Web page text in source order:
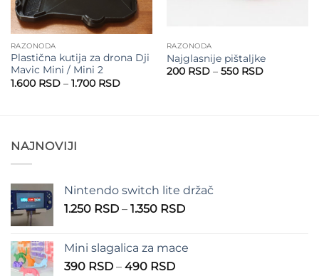
RAZONODA
Plastična kutija za drona Dji
Mavic Mini / Mini 2
1.600 RSD – 1.700 RSDRaspon
RAZONODA
Najglasnije pištaljke
200 RSD – 550 RSDRaspon
NAJNOVIJI
Nintendo switch lite držač
1.250 RSD – 1.350 RSDRaspon
1.250 RSD
Mini slagalica za mace
390 RSD – 490 RSDRaspon